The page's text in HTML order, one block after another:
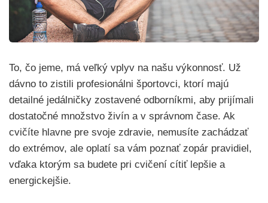
To, čo jeme, má veľký vplyv na našu výkonnosť. Už
dávno to zistili profesionálni športovci, ktorí majú
detailné jedálničky zostavené odborníkmi, aby prijímali
dostatočné množstvo živín a v správnom čase. Ak
cvičíte hlavne pre svoje zdravie, nemusíte zachádzať
do extrémov, ale oplatí sa vám poznať zopár pravidiel,
vďaka ktorým sa budete pri cvičení cítiť lepšie a
energickejšie.